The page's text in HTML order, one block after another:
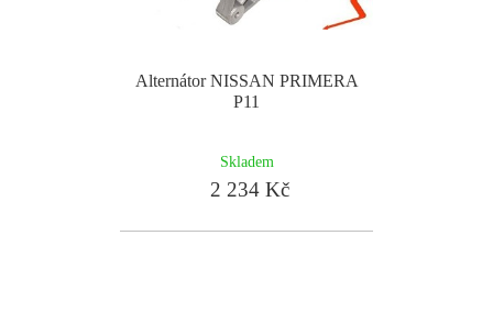
Alternátor NISSAN PRIMERA
P11
Skladem
2 234 Kč